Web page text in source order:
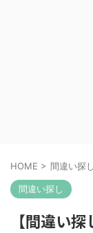
HOME > 間違い探し
間違い探し
【間違い